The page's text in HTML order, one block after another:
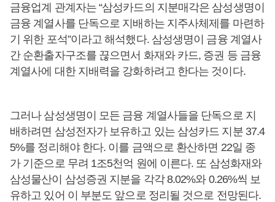
금융업계 관계자는 “삼성카드의 지분매각은 삼성생명이
금융 계열사를 단독으로 지배하는 지주사체제를 마련하
기 위한 포석”이라고 해석했다. 삼성생명이 금융 계열사
간 순환출자구조를 끊으면서 화재와 카드, 증권 등 금융
계열사에 대한 지배력을 강화하려고 한다는 것이다.
그러나 삼성생명이 모든 금융 계열사들을 단독으로 지
배하려면 삼성전자가 보유하고 있는 삼성카드 지분 37.4
5%를 정리해야 한다. 이를 금액으로 환산하면 22일 종
가 기준으로 무려 1조5천억 원에 이른다. 또 삼성화재와
삼성물산이 삼성증권 지분을 각각 8.02%와 0.26%씩 보
유하고 있어 이 부분도 앞으로 정리될 것으로 전망된다.